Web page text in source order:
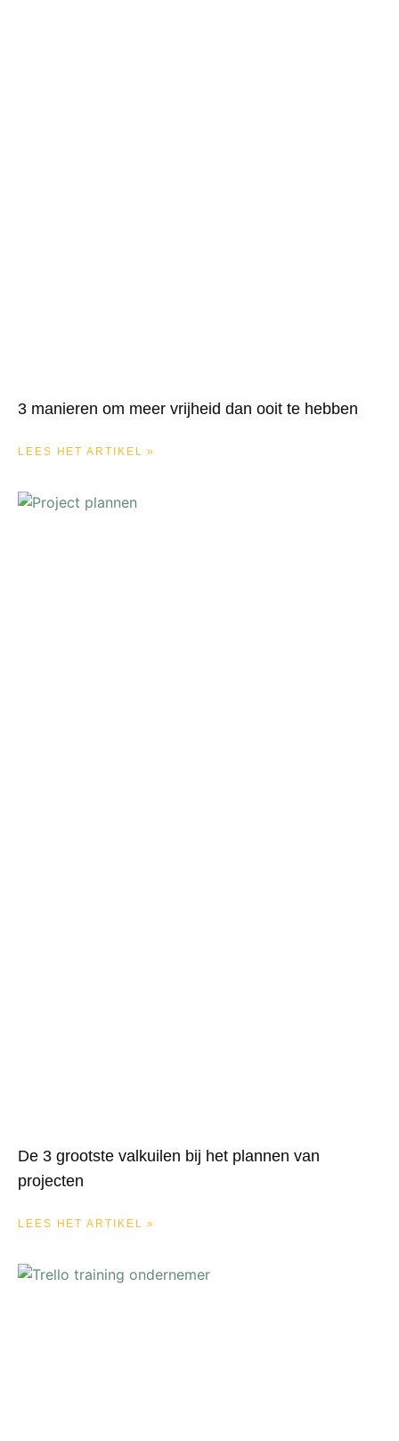
3 manieren om meer vrijheid dan ooit te hebben
LEES HET ARTIKEL »
De 3 grootste valkuilen bij het plannen van
projecten
LEES HET ARTIKEL »